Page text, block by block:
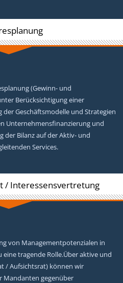
(Gewinn- und
Berücksichtigung einer
Geschäftsmodelle und Strategien
Unternehmensfinanzierung und
Bilanz auf der Aktiv- und
Services.
/ Interessensvertretung
von Managementpotenzialen in
tragende Rolle.Über aktive und
/ Aufsichtsrat) können wir
Mandanten gegenüber